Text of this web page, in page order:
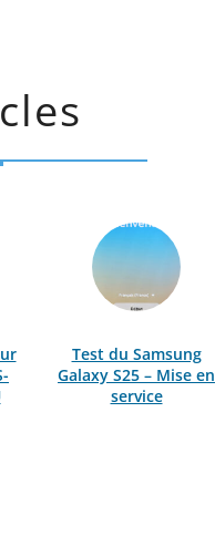
Test du Samsung
Galaxy S25 – Mise en
service